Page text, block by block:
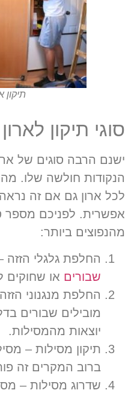
תיקון
סוגי תיקון
ישנם הרבה סוגים של
הנקודות חולשה שלו.
לכל ארון גם אם זה
אפשרית. לפניכם מספר
מהנפוצים ביותר:
החלפת גלגלי הזזה
שבורים או שחוקים
החלפת מנגנוני
מובילים שבורים
יוצאות מהמסילות.
תיקון מסילות –
ברוב המקרים זה
שדרוג מסילות –